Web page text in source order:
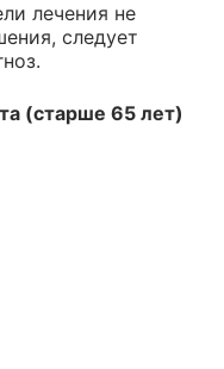
лечения не
следует
(старше 65 лет)